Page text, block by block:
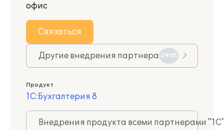
офис
Связаться
Другие внедрения партнера 29151
Продукт
1С:Бухгалтерия 8
Внедрения продукта всеми партнерами